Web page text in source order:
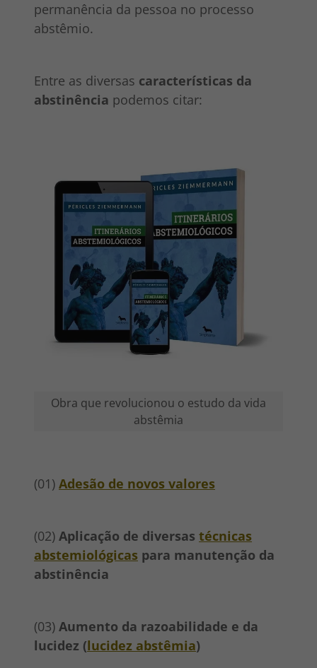
permanência da pessoa no processo
abstêmio.
Entre as diversas características da
abstinência podemos citar:
Obra que revolucionou o estudo da vida
abstêmia
(01) Adesão de novos valores
(02) Aplicação de diversas técnicas
abstemiológicas para manutenção da
abstinência
(03) Aumento da razoabilidade e da
lucidez (lucidez abstêmia)